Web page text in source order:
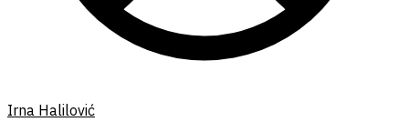
Irna Halilović